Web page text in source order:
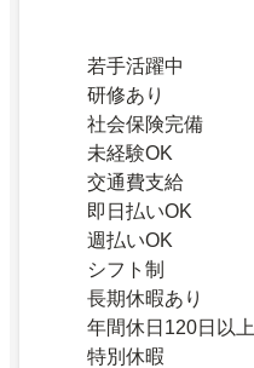
若手活躍中
研修あり
社会保険完備
未経験OK
交通費支給
即日払いOK
週払いOK
シフト制
長期休暇あり
年間休日120日以上
特別休暇